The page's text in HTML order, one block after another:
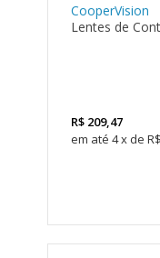
CooperVision
Lentes de
R$ 209,47
4x de